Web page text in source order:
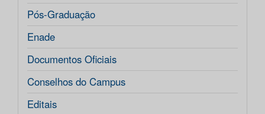
Pós-Graduação
Enade
Documentos Oficiais
Conselhos do Campus
Editais